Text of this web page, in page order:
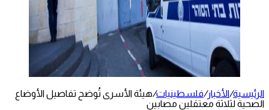
الرئيسية/الأخبار/فلسطينيات/هيئة الأسرى تُوضح تفاصيل الأوضاع
الصحية لثلاثة معتقلين مصابين